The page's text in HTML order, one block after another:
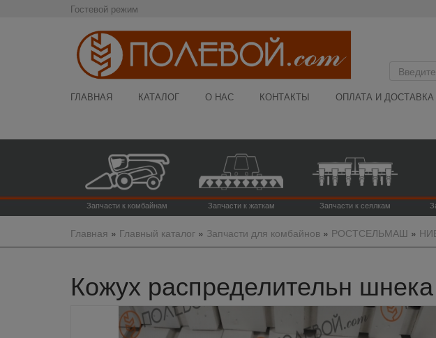
Гостевой режим
ГЛАВНАЯ КАТАЛОГ О НАС КОНТАКТЫ ОПЛАТА И ДОСТАВКА
Запчасти к комбайнам Запчасти к жаткам Запчасти к сеялкам
Главная » Главный каталог» Запчасти для комбайнов» РОСТСЕЛЬМАШ »
Кожух распределительн